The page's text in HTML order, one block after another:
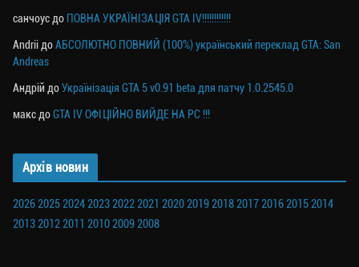
санчоус до ПОВНА УКРАЇНІЗАЦІЯ GTA IV!!!!!!!!!!!!
Andrii доАБСОЛЮТНО ПОВНИЙ (100%) український переклад GTA: San
Andreas
Андрій доУкраїнізація GTA 5 v0.91 beta для патчу 1.0.2545.0
макс доGTA IV ОФІЦІЙНО ВИЙДЕ НА PC !!!
Архів новин
202620252024202320222021 2020201920182017201620152014
201320122011 201020092008